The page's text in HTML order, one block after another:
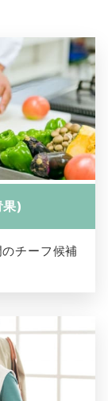
)
チーフ候補